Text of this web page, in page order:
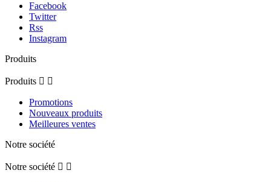
Facebook
Twitter
Rss
Instagram
Produits
Produits  
Promotions
Nouveaux produits
Meilleures ventes
Notre société
Notre société  